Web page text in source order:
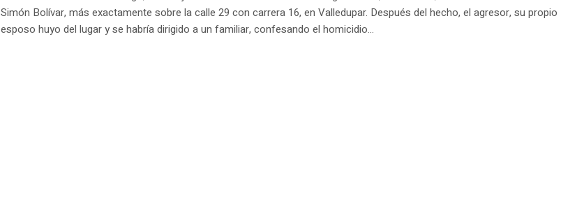
Simón Bolívar, más exactamente sobre la calle 29 con carrera 16, en Valledupar. Después del hecho, el agresor, su propio
esposo huyo del lugar y se habría dirigido a un familiar, confesando el homicidio...